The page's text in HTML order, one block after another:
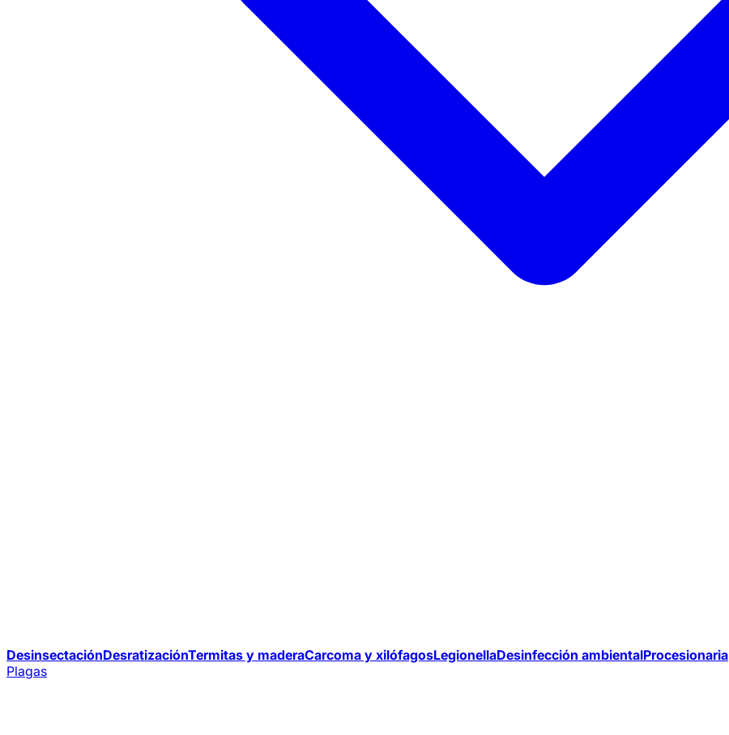
DesinsectaciónDesratizaciónTermitas y maderaCarcoma y xilófagosLegionellaDesinfección ambientalProcesionaria
Plagas